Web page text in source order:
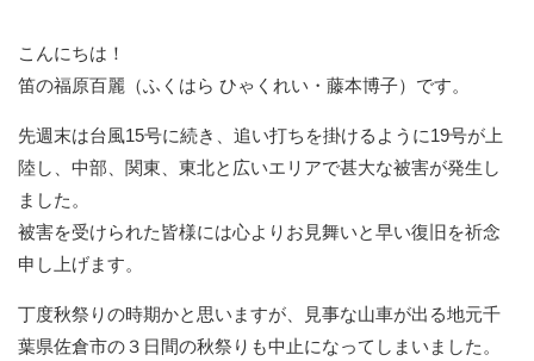
こんにちは！
笛の福原百麗（ふくはら ひゃくれい・藤本博子）です。
先週末は台風15号に続き、追い打ちを掛けるように19号が上
陸し、中部、関東、東北と広いエリアで甚大な被害が発生し
ました。
被害を受けられた皆様には心よりお見舞いと早い復旧を祈念
申し上げます。
丁度秋祭りの時期かと思いますが、見事な山車が出る地元千
葉県佐倉市の３日間の秋祭りも中止になってしまいました。